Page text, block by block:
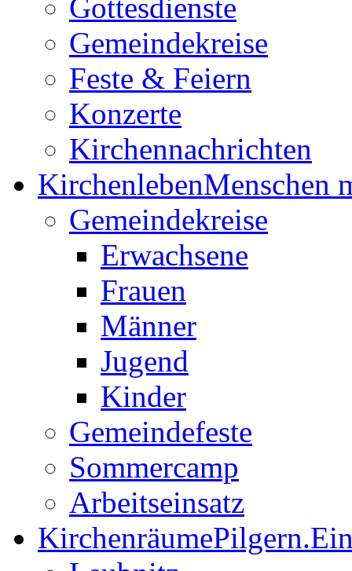
Gottesdienste
Gemeindekreise
Feste & Feiern
Konzerte
Kirchennachrichten
KirchenlebenMenschen
Gemeindekreise
Erwachsene
Frauen
Männer
Jugend
Kinder
Gemeindefeste
Sommercamp
Arbeitseinsatz
Kirchenräume